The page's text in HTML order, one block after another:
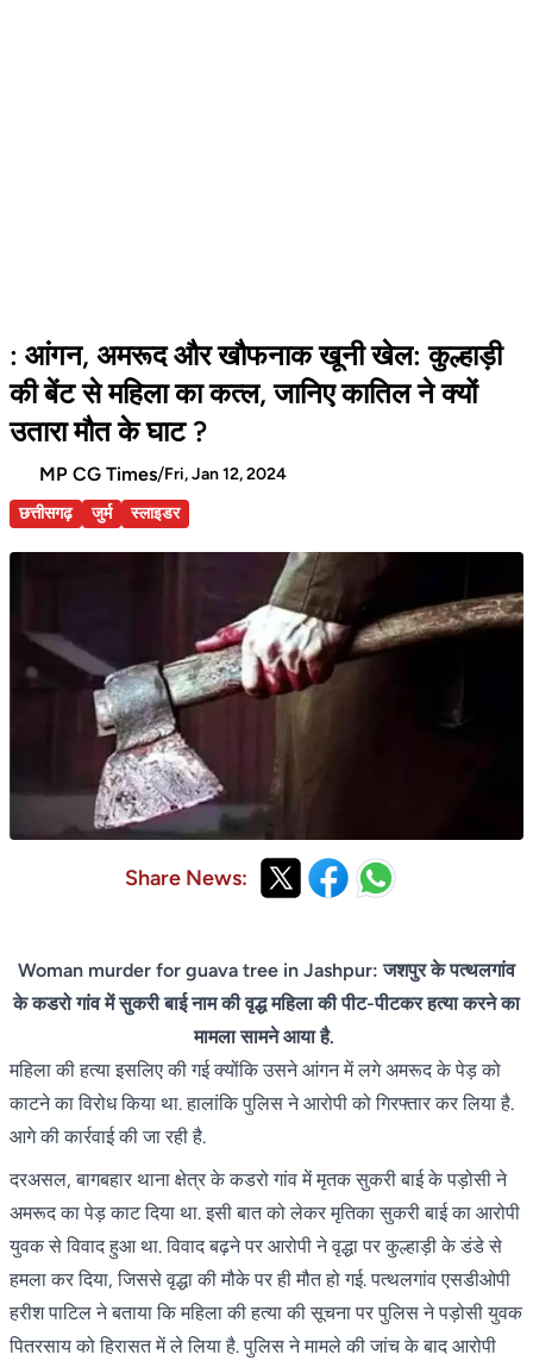
: आंगन, अमरूद और खौफनाक खूनी खेल: कुल्हाड़ी
की बेंट से महिला का कत्ल, जानिए कातिल ने क्यों
उतारा मौत के घाट ?
MP CG Times/Fri, Jan 12, 2024
छत्तीसगढ़
जुर्म स्लाइडर
Share News:
Woman murder for guava tree in Jashpur: जशपुर के पत्थलगांव
के कडरो गांव में सुकरी बाई नाम की वृद्ध महिला की पीट-पीटकर हत्या करने का
मामला सामने आया है.
महिला की हत्या इसलिए की गई क्योंकि उसने आंगन में लगे अमरूद के पेड़ को
काटने का विरोध किया था. हालांकि पुलिस ने आरोपी को गिरफ्तार कर लिया है.
आगे की कार्रवाई की जा रही है.
दरअसल, बागबहार थाना क्षेत्र के कडरो गांव में मृतक सुकरी बाई के पड़ोसी ने
अमरूद का पेड़ काट दिया था. इसी बात को लेकर मृतिका सुकरी बाई का आरोपी
युवक से विवाद हुआ था. विवाद बढ़ने पर आरोपी ने वृद्धा पर कुल्हाड़ी के डंडे से
हमला कर दिया, जिससे वृद्धा की मौके पर ही मौत हो गई. पत्थलगांव एसडीओपी
हरीश पाटिल ने बताया कि महिला की हत्या की सूचना पर पुलिस ने पड़ोसी युवक
पितरसाय को हिरासत में ले लिया है. पुलिस ने मामले की जांच के बाद आरोपी